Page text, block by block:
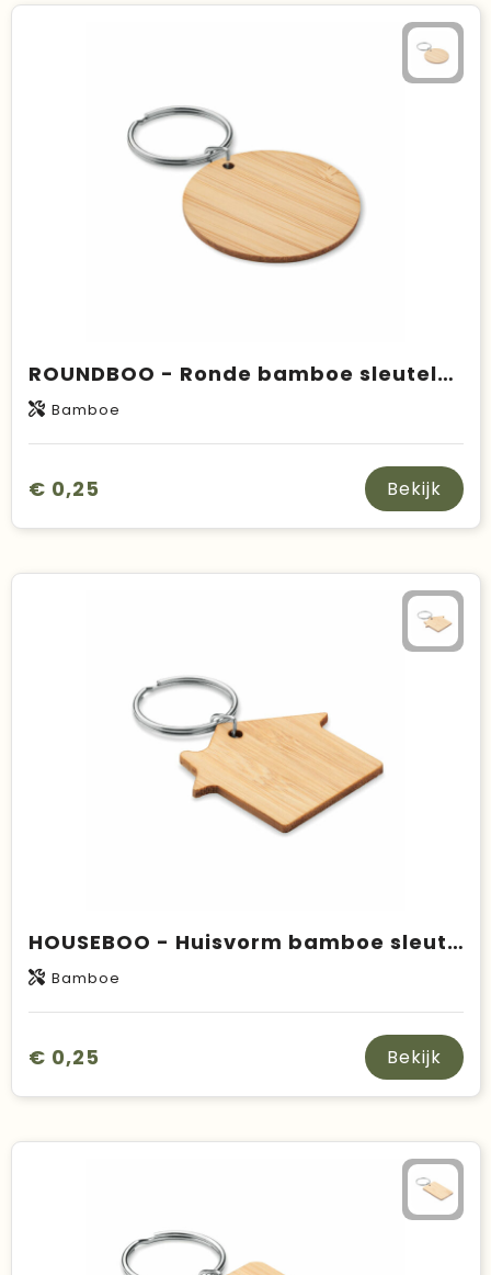
ROUNDBOO - Ronde bamboe sleutelhanger
Bamboe
€ 0,25 Bekijk
HOUSEBOO - Huisvorm bamboe sleutelhanger
Bamboe
€ 0,25 Bekijk